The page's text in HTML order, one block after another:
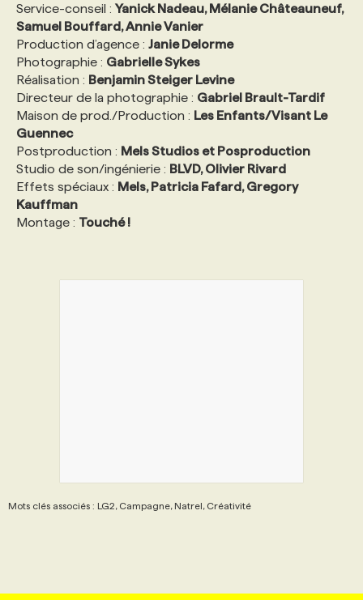
Service-conseil : Yanick Nadeau, Mélanie Châteauneuf,
Samuel Bouffard, Annie Vanier
Production d’agence : Janie Delorme
Photographie : Gabrielle Sykes
Réalisation : Benjamin Steiger Levine
Directeur de la photographie : Gabriel Brault-Tardif
Maison de prod./Production : Les Enfants/Visant Le
Guennec
Postproduction : Mels Studios et Posproduction
Studio de son/ingénierie : BLVD, Olivier Rivard
Effets spéciaux : Mels, Patricia Fafard, Gregory
Kauffman
Montage : Touché !
Mots clés associés : LG2, Campagne, Natrel, Créativité